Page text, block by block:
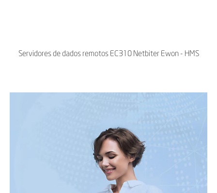
Servidores de dados remotos EC310 Netbiter Ewon - HMS